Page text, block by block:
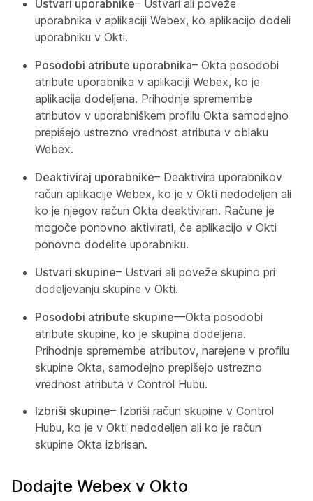
Ustvari uporabnike– Ustvari ali poveže
uporabnika v aplikaciji Webex, ko aplikacijo dodeli
uporabniku v Okti.
Posodobi atribute uporabnika– Okta posodobi
atribute uporabnika v aplikaciji Webex, ko je
aplikacija dodeljena. Prihodnje spremembe
atributov v uporabniškem profilu Okta samodejno
prepišejo ustrezno vrednost atributa v oblaku
Webex.
Deaktiviraj uporabnike– Deaktivira uporabnikov
račun aplikacije Webex, ko je v Okti nedodeljen ali
ko je njegov račun Okta deaktiviran. Račune je
mogoče ponovno aktivirati, če aplikacijo v Okti
ponovno dodelite uporabniku.
Ustvari skupine– Ustvari ali poveže skupino pri
dodeljevanju skupine v Okti.
Posodobi atribute skupine—Okta posodobi
atribute skupine, ko je skupina dodeljena.
Prihodnje spremembe atributov, narejene v profilu
skupine Okta, samodejno prepišejo ustrezno
vrednost atributa v Control Hubu.
Izbriši skupine– Izbriši račun skupine v Control
Hubu, ko je v Okti nedodeljen ali ko je račun
skupine Okta izbrisan.
Dodajte Webex v Okto